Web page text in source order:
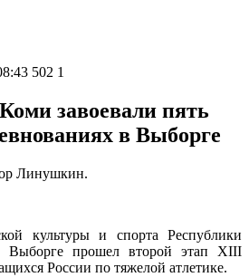
502 1
завоевали пять
в Выборге
Линушкин.
культуры и спорта Республики
Выборге прошел второй этап XIII
России по тяжелой атлетике.